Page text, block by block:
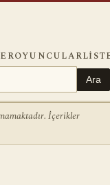
OYUNCULAR
Ara
İçerikler